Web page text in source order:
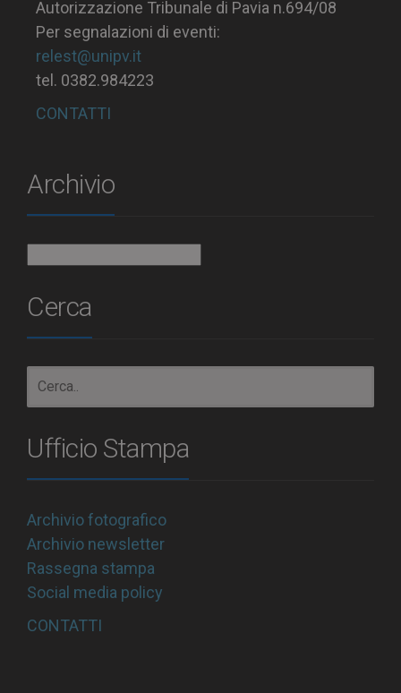
Autorizzazione Tribunale di Pavia n.694/08
Per segnalazioni di eventi:
relest@unipv.it
tel. 0382.984223
CONTATTI
Archivio
Cerca
Ufficio Stampa
Archivio fotografico
Archivio newsletter
Rassegna stampa
Social media policy
CONTATTI